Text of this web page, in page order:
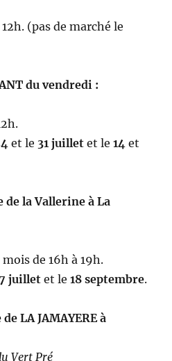
(pas de marché le
du vendredi :
et le 31 juillet et le14et
de la Vallerine à La
mois de 16h à 19h.
juilletet le18 septembre.
LA JAMAYERE à
Vert Pré